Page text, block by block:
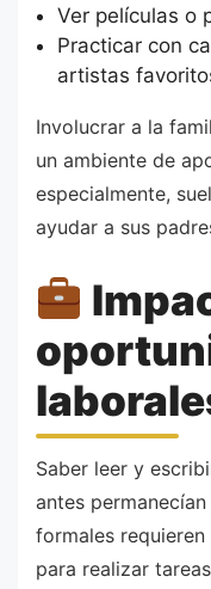
Ver películas o
Practicar con
artistas
Involucrar a la
un ambiente de
especialmente,
ayudar a sus
Saber leer y
antes
formales
para realizar